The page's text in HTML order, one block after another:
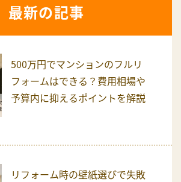
最新の記事
500万円でマンションのフルリ
フォームはできる？費用相場や
予算内に抑えるポイントを解説
リフォーム時の壁紙選びで失敗